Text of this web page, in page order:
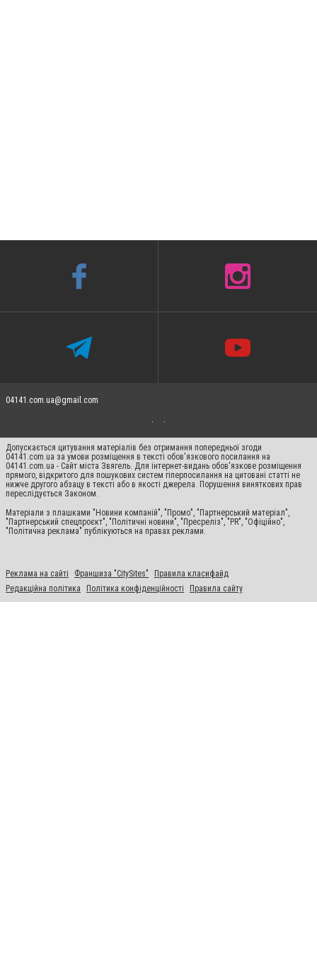
04141.com.ua@gmail.com
Допускається цитування матеріалів без отримання попередньої згоди
04141.com.ua за умови розміщення в тексті обов'язкового посилання на
04141.com.ua - Сайт міста Звягель. Для інтернет-видань обов'язкове розміщення
прямого, відкритого для пошукових систем гіперпосилання на цитовані статті не
нижче другого абзацу в тексті або в якості джерела. Порушення виняткових прав
переслідується Законом.
Матеріали з плашками "Новини компаній", "Промо", "Партнерський матеріал",
"Партнерський спецпроєкт", "Політичні новини", "Пресреліз", "PR", "Офіційно",
"Політична реклама" публікуються на правах реклами.
Реклама на сайті Франшиза "CitySites"
Правила класифайд
Редакційна політика
Політика конфіденційності Правила сайту